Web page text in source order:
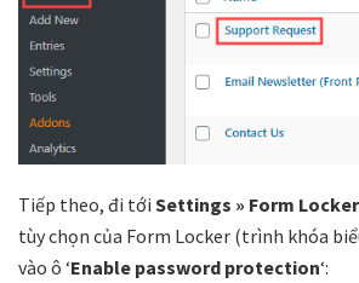
Tiếp theo, đi tới Settings » Form Locker
tùy chọn của Form Locker (trình khóa
vào ô ‘Enable password protection‘: